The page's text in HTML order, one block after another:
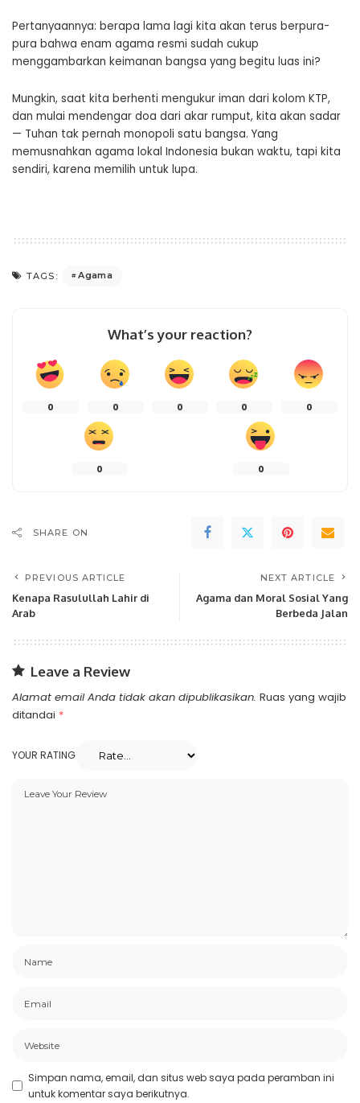
Pertanyaannya: berapa lama lagi kita akan terus berpura-
pura bahwa enam agama resmi sudah cukup
menggambarkan keimanan bangsa yang begitu luas ini?
Mungkin, saat kita berhenti mengukur iman dari kolom KTP,
dan mulai mendengar doa dari akar rumput, kita akan sadar
— Tuhan tak pernah monopoli satu bangsa. Yang
memusnahkan agama lokal Indonesia bukan waktu, tapi kita
sendiri, karena memilih untuk lupa.
TAGS: Agama
What’s your reaction?
0 0 0 0 0
0 0
SHARE ON
PREVIOUS ARTICLE
Kenapa Rasulullah Lahir di
Arab
NEXT ARTICLE
Agama dan Moral Sosial Yang
Berbeda Jalan
Leave a Review
Alamat email Anda tidak akan dipublikasikan. Ruas yang wajib
ditandai *
YOUR RATING
Simpan nama, email, dan situs web saya pada peramban ini
untuk komentar saya berikutnya.